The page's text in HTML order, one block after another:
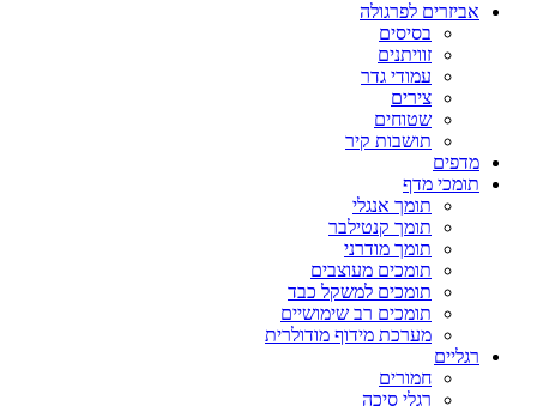
אביזרים לפרגולה
בסיסים
זוויתנים
עמודי גדר
צירים
שטוחים
תושבות קיר
מדפים
תומכי מדף
תומך אנגלי
תומך קנטילבר
תומך מודרני
תומכים מעוצבים
תומכים למשקל כבד
תומכים רב שימושיים
מערכת מידוף מודולרית
רגליים
חמורים
רגלי סיכה